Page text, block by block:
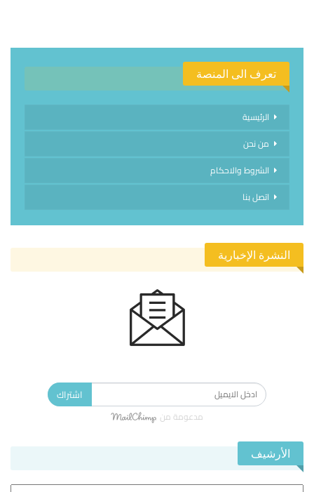
تعرف الى المنصة
الرئيسية
من نحن
الشروط والاحكام
اتصل بنا
النشرة الإخبارية
اشتراك
مدعومة من
الأرشيف